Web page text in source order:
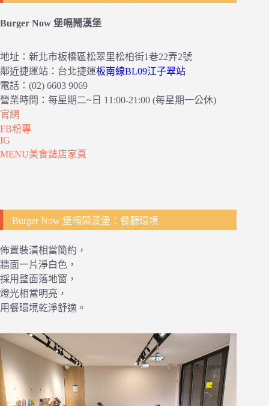
Burger Now 堡嗝鬧漢堡
地址：新北市板橋區松翠里松柏街1巷22弄2號
鄰近捷運站：台北捷運板南線BL09江子翠站
電話：(02) 6603 9069
營業時間：每星期二~日 11:00-21:00 (每星期一公休)
官網
FB粉專
IG
MENU美食誌店家頁
Burger Now 堡嗝鬧漢堡：餐廳環境
佈置裝潢相當簡約，
牆面一片淨白色，
採用整面落地窗，
燈光相當明亮，
用餐環境乾淨舒適。